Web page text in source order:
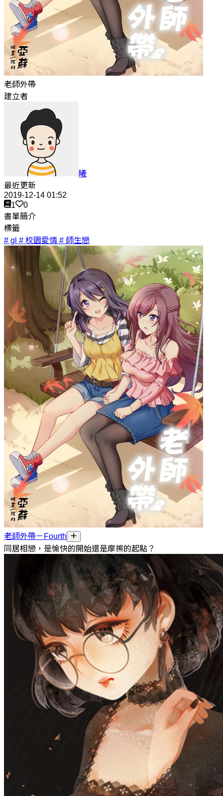
老師外帶
建立者
曦
最近更新
2019-12-14 01:52
1
0
書單簡介
標籤
# gl # 校園愛情 # 師生戀
老師外帶－Fourth
同居相戀，是愉快的開始還是摩擦的起點？